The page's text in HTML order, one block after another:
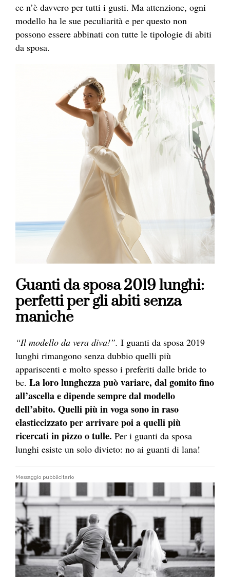
ce n’è davvero per tutti i gusti. Ma attenzione, ogni
modello ha le sue peculiarità e per questo non
possono essere abbinati con tutte le tipologie di abiti
da sposa.
Guanti da sposa 2019 lunghi:
perfetti per gli abiti senza
maniche
“Il modello da vera diva!”. I guanti da sposa 2019
lunghi rimangono senza dubbio quelli più
appariscenti e molto spesso i preferiti dalle bride to
be. La loro lunghezza può variare, dal gomito fino
all’ascella e dipende sempre dal modello
dell’abito. Quelli più in voga sono in raso
elasticcizzato per arrivare poi a quelli più
ricercati in pizzo o tulle. Per i guanti da sposa
lunghi esiste un solo divieto: no ai guanti di lana!
Messaggio pubblicitario